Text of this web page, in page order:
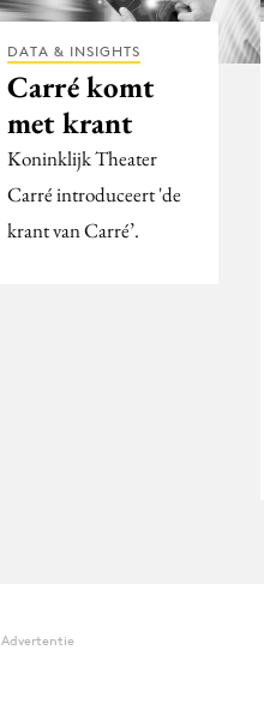
DATA & INSIGHTS
Carré komt
met krant
Koninklijk Theater
Carré introduceert 'de
krant van Carré’.
Advertentie